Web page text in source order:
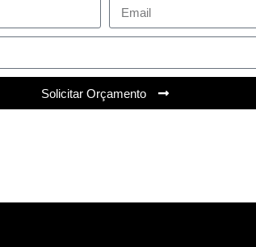
Solicitar Orçamento